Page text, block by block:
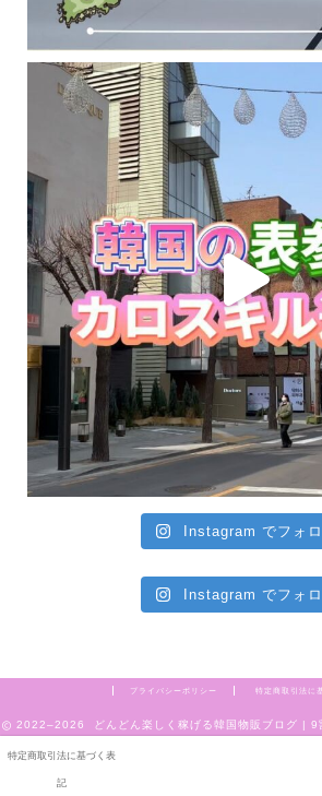
Instagram でフォ
Instagram でフォ
プライバシーポリシー 特定商取引法に
2022–2026 どんどん楽しく稼げる韓国物販ブログ | 9
特定商取引法に基づく表
記